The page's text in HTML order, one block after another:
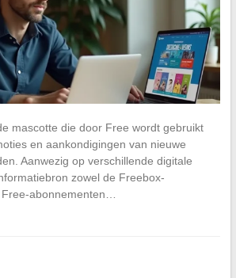
mascotte die door Free wordt gebruikt
en aankondigingen van nieuwe
Aanwezig op verschillende digitale
zowel de Freebox-
abonnementen…